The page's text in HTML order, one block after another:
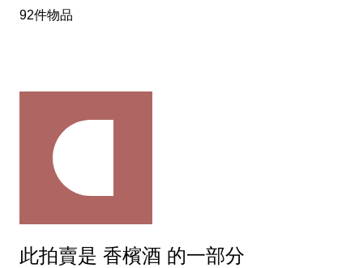
92件物品
此拍賣是 香檳酒 的一部分